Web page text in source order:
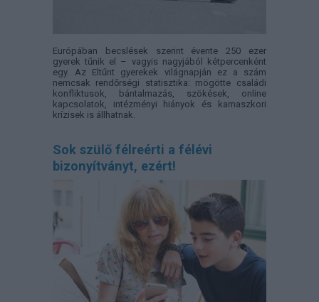
Európában becslések szerint évente 250 ezer
gyerek tűnik el – vagyis nagyjából kétpercenként
egy. Az Eltűnt gyerekek világnapján ez a szám
nemcsak rendőrségi statisztika: mögötte családi
konfliktusok, bántalmazás, szökések, online
kapcsolatok, intézményi hiányok és kamaszkori
krízisek is állhatnak.
Sok szülő félreérti a félévi
bizonyítványt, ezért!